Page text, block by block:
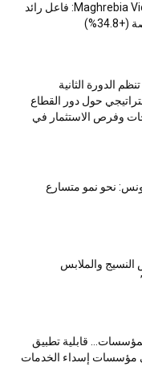
التأمينات المغربية حياة Maghrebia Vie: فاعل رائد
الدورة الثانية
حول دور القطاع
وفرص الاستثمار في
نحو نمو متسارع
النسيج والملابس
قابلية تطبيق
مؤسسات إسداء الخدمات